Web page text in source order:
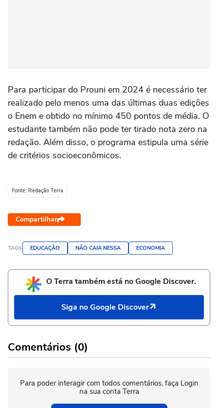
Para participar do Prouni em 2024 é necessário ter
realizado pelo menos uma das últimas duas edições
o Enem e obtido no mínimo 450 pontos de média. O
estudante também não pode ter tirado nota zero na
redação. Além disso, o programa estipula uma série
de critérios socioeconômicos.
Fonte: Redação Terra
Compartilhar
TAGS EDUCAÇÃO NÃO CAIA NESSA ECONOMIA
O Terra também está no Google Discover.
Siga no Google Discover
Comentários (0)
Para poder interagir com todos comentários, faça Login
na sua conta Terra